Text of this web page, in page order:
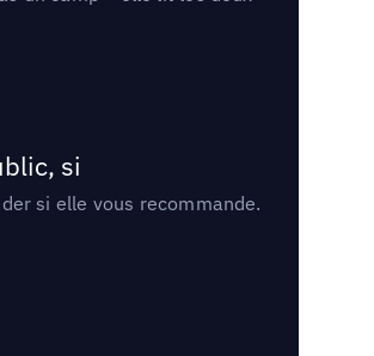
si
si elle vous recommande.